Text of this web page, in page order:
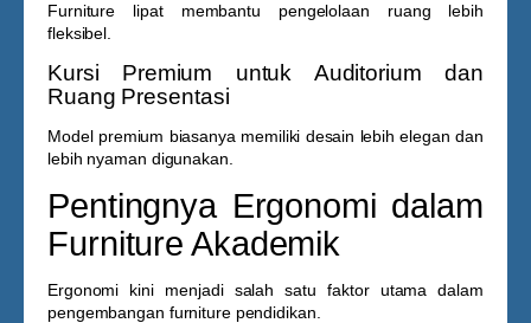
Furniture lipat membantu pengelolaan ruang lebih
fleksibel.
Kursi Premium untuk Auditorium dan
Ruang Presentasi
Model premium biasanya memiliki desain lebih elegan dan
lebih nyaman digunakan.
Pentingnya Ergonomi dalam
Furniture Akademik
Ergonomi kini menjadi salah satu faktor utama dalam
pengembangan furniture pendidikan.